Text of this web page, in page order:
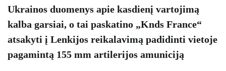
Ukrainos duomenys apie kasdienį vartojimą
kalba garsiai, o tai paskatino „Knds France“
atsakyti į Lenkijos reikalavimą padidinti vietoje
pagamintą 155 mm artilerijos amuniciją